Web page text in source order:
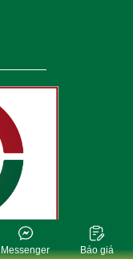
Báo giá
Messenger